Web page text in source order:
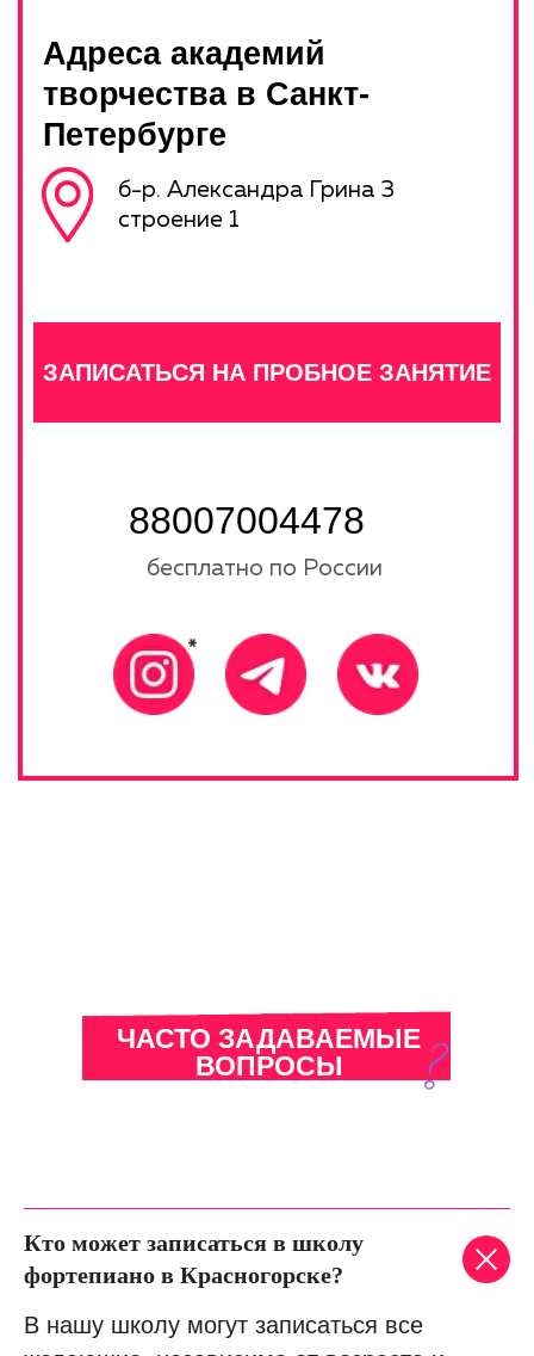
ЧАСТО ЗАДАВАЕМЫЕ
ВОПРОСЫ
Кто может записаться в школу
фортепиано в Красногорске?
В нашу школу могут записаться все
НАПРАВЛЕНИЯ
КОНТАКТЫ